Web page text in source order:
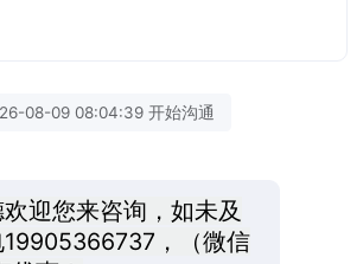
08-09 08:04:39 开始沟通
迎您来咨询，如未及
，（微信